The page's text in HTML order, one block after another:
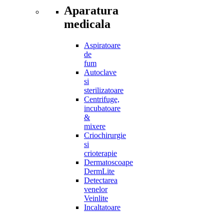
Aparatura
medicala
Aspiratoare
de
fum
Autoclave
si
sterilizatoare
Centrifuge,
incubatoare
&
mixere
Criochirurgie
si
crioterapie
Dermatoscoape
DermLite
Detectarea
venelor
Veinlite
Incaltatoare